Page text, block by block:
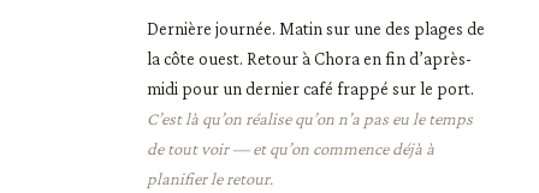
Dernière journée. Matin sur une des plages de
la côte ouest. Retour à Chora en fin d’après-
midi pour un dernier café frappé sur le port.
C’est là qu’on réalise qu’on n’a pas eu le temps
de tout voir — et qu’on commence déjà à
planifier le retour.